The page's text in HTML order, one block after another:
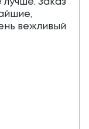
Заказ
вежливый